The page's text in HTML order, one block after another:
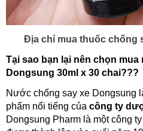
Địa chỉ mua thuốc chống
Tại sao bạn lại nên chọn
Dongsung 30ml x 30 chai???
Nước chống say xe Dongsung
phẩm nổi tiếng của công ty
Dongsung Pharm là một công